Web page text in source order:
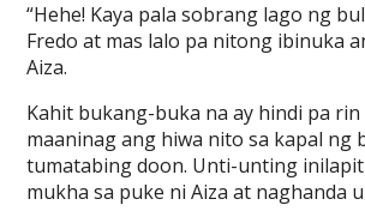
“Hehe! Kaya pala sobrang lago ng
Fredo at mas lalo pa nitong ibinuka
Aiza.
Kahit bukang-buka na ay hindi pa
maaninag ang hiwa nito sa kapal ng
tumatabing doon. Unti-unting
mukha sa puke ni Aiza at naghanda